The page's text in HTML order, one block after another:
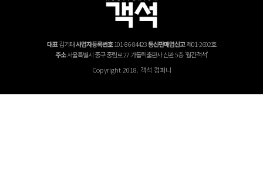
대표김기태사업자등록번호101-86-84423통신판매업신고제01-2602호
주소서울특별시 중구 중림로 27 가톨릭출판사 신관 5층 '월간객석'
Copyright 2018. 객석 컴퍼니